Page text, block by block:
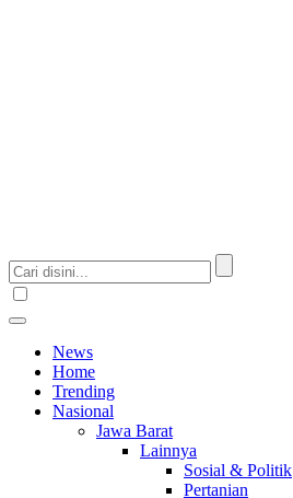
News
Home
Trending
Nasional
Jawa Barat
Lainnya
Sosial & Politik
Pertanian